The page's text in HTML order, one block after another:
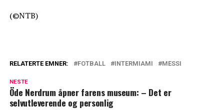
(©NTB)
RELATERTE EMNER: FOTBALL INTERMIAMI MESSI
NESTE
Öde Nerdrum åpner farens museum: – Det er
selvutleverende og personlig